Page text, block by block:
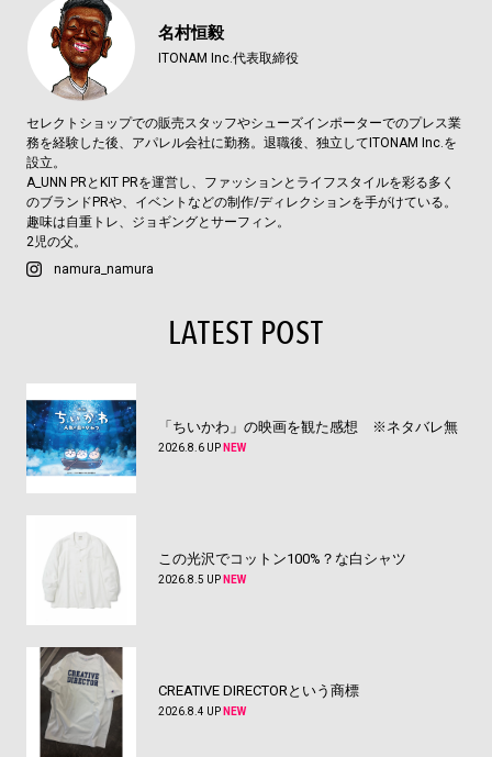
名村恒毅
ITONAM Inc.代表取締役
セレクトショップでの販売スタッフやシューズインポーターでのプレス業
務を経験した後、アパレル会社に勤務。退職後、独立してITONAM Inc.を
設立。
A_UNN PRとKIT PRを運営し、ファッションとライフスタイルを彩る多く
のブランドPRや、イベントなどの制作/ディレクションを手がけている。
趣味は自重トレ、ジョギングとサーフィン。
2児の父。
namura_namura
LATEST POST
「ちいかわ」の映画を観た感想 ※ネタバレ無
2026.8.6 UP NEW
この光沢でコットン100%？な白シャツ
2026.8.5 UP NEW
CREATIVE DIRECTORという商標
2026.8.4 UP NEW